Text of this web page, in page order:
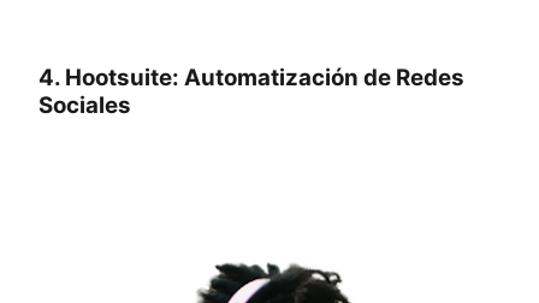
4. Hootsuite: Automatización de Redes
Sociales